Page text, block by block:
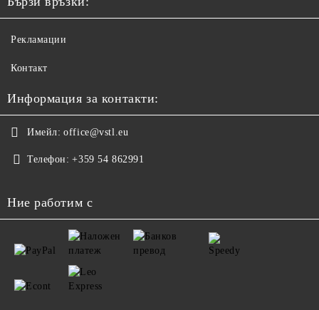
Рекламации
Контакт
Информация за контакти:
Имейл: office@vstl.eu
Телефон: +359 54 862991
Ние работим с